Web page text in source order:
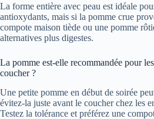
La forme entière avec peau est idéale
antioxydants, mais si la pomme crue
compote maison tiède ou une pomme
alternatives plus digestes.
La pomme est-elle recommandée pour
coucher ?
Une petite pomme en début de soirée
évitez-la juste avant le coucher chez les
Testez la tolérance et préférez une